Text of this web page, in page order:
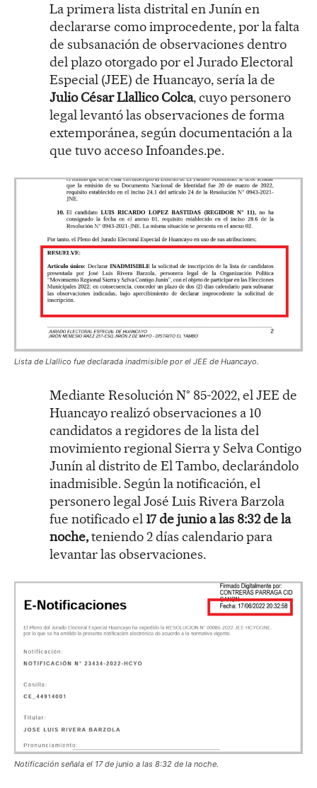
La primera lista distrital en Junín en
declararse como improcedente, por la falta
de subsanación de observaciones dentro
del plazo otorgado por el Jurado Electoral
Especial (JEE) de Huancayo, sería la de
Julio César Llallico Colca, cuyo personero
legal levantó las observaciones de forma
extemporánea, según documentación a la
que tuvo acceso Infoandes.pe.
Lista de Llallico fue declarada inadmisible por el JEE de Huancayo.
Mediante Resolución N° 85-2022, el JEE de
Huancayo realizó observaciones a 10
candidatos a regidores de la lista del
movimiento regional Sierra y Selva Contigo
Junín al distrito de El Tambo, declarándolo
inadmisible. Según la notificación, el
personero legal José Luis Rivera Barzola
fue notificado el 17 de junio a las 8:32 de la
noche,teniendo 2 días calendario para
levantar las observaciones.
Notificación señala el 17 de junio a las 8:32 de la noche.